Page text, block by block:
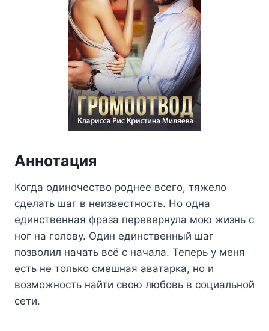
Аннотация
Когда одиночество роднее всего, тяжело
сделать шаг в неизвестность. Но одна
единственная фраза перевернула мою жизнь с
ног на голову. Один единственный шаг
позволил начать всё с начала. Теперь у меня
есть не только смешная аватарка, но и
возможность найти свою любовь в социальной
сети.